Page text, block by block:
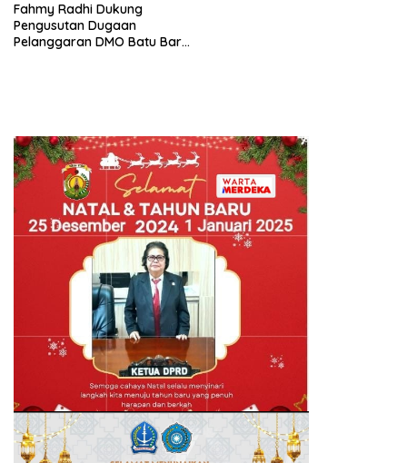
Fahmy Radhi Dukung
Pengusutan Dugaan
Pelanggaran DMO Batu Bara,